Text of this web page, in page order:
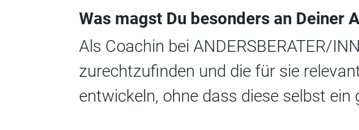
Was magst Du besonders an Deiner
Als Coachin bei ANDERSBERATER/
zurechtzufinden und die für sie
entwickeln, ohne dass diese selbst ein